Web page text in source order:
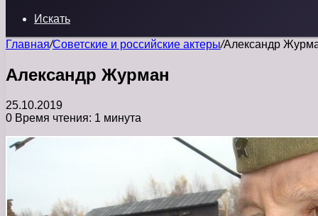
Искать
Главная/Советские и российские актеры/Александр
Александр Журман
25.10.2019
0 Время чтения: 1 минута